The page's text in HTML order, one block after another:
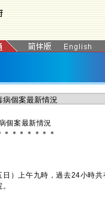
個案最新情況
＊ ＊ ＊ ＊ ＊ ＊ ＊
上午九時，過去24小時共